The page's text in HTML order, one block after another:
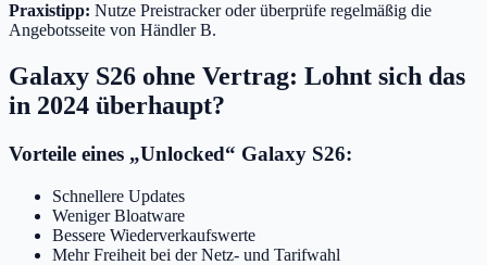
Praxistipp: Nutze Preistracker oder überprüfe regelmäßig die
Angebotsseite von Händler B.
Galaxy S26 ohne Vertrag: Lohnt sich das
in 2024 überhaupt?
Vorteile eines „Unlocked“ Galaxy S26:
Schnellere Updates
Weniger Bloatware
Bessere Wiederverkaufswerte
Mehr Freiheit bei der Netz- und Tarifwahl